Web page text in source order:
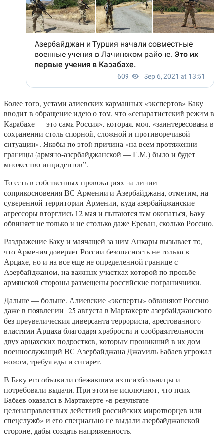
Более того, устами алиевских карманных «экспертов» Баку
вводит в обращение идею о том, что «сепаратистский режим в
Карабахе — это сама Россия», которая, мол, «заинтересована в
сохранении столь спорной, сложной и противоречивой
ситуации». Якобы по этой причина «на всем протяжении
границы (армяно-азербайджанской — Г.М.) было и будет
множество инцидентов”.
То есть в собственных провокациях на линии
соприкосновения ВС Армении и Азербайджана, отметим, на
суверенной территории Армении, куда азербайджанские
агрессоры вторглись 12 мая и пытаются там окопаться, Баку
обвиняет не только и не столько даже Ереван, сколько Россию.
Раздражение Баку и маячащей за ним Анкары вызывает то,
что Армения доверяет России безопасность не только в
Арцахе, но и на все еще не определенной границе с
Азербайджаном, на важных участках которой по просьбе
армянской стороны размещены российские пограничники.
Дальше — больше. Алиевские «эксперты» обвиняют Россию
даже в появлении 25 августа в Мартакерте азербайджанского
без преувелическия диверсанта-террориста, арестованного
властями Арцаха благодаря храбрости и сообразительности
двух арцахских подростков, которым проникший в их дом
военнослужащий ВС Азербайджана Джамиль Бабаев угрожал
ножом, требуя еды и сигарет.
В Баку его объявили сбежавшим из психбольницы и
потребовали выдачи. При этом не исключают, что псих
Бабаев оказался в Мартакерте «в результате
целенаправленных действий российских миротворцев или
спецслужб» и его специально не выдали азербайджанской
стороне, дабы создать напряженность.